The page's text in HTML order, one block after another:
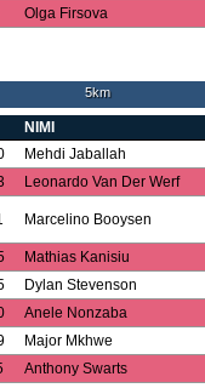
Olga Firsova
5km
NIMI
Mehdi Jaballah
Leonardo Van Der Werf
Marcelino Booysen
Mathias Kanisiu
Dylan Stevenson
Anele Nonzaba
Major Mkhwe
Anthony Swarts